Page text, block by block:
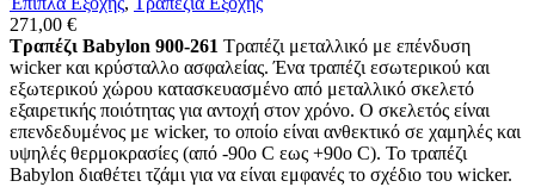
271,00 €
Τραπέζι Babylon 900-261 Τραπέζι μεταλλικό με επένδυση
wicker και κρύσταλλο ασφαλείας. Ένα τραπέζι εσωτερικού και
εξωτερικού χώρου κατασκευασμένο από μεταλλικό σκελετό
εξαιρετικής ποιότητας για αντοχή στον χρόνο. Ο σκελετός είναι
επενδεδυμένος με wicker, το οποίο είναι ανθεκτικό σε χαμηλές και
υψηλές θερμοκρασίες (από -90ο C εως +90o C). Το τραπέζι
Babylon διαθέτει τζάμι για να είναι εμφανές το σχέδιο του wicker.